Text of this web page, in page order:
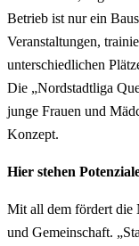
Betrieb ist nur ein
Veranstaltungen,
unterschiedlichen
Die „Nordstadtliga
junge Frauen und
Konzept.
Hier stehen
Mit all dem fördert die
und Gemeinschaft.